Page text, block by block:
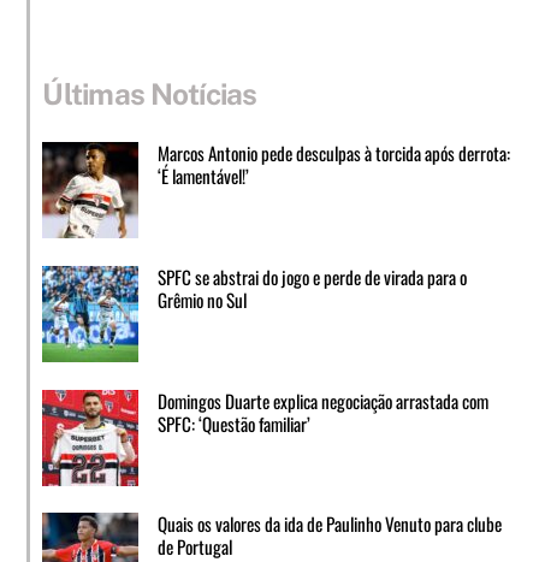
Últimas Notícias
Marcos Antonio pede desculpas à torcida após derrota:
‘É lamentável!’
SPFC se abstrai do jogo e perde de virada para o
Grêmio no Sul
Domingos Duarte explica negociação arrastada com
SPFC: ‘Questão familiar’
Quais os valores da ida de Paulinho Venuto para clube
de Portugal